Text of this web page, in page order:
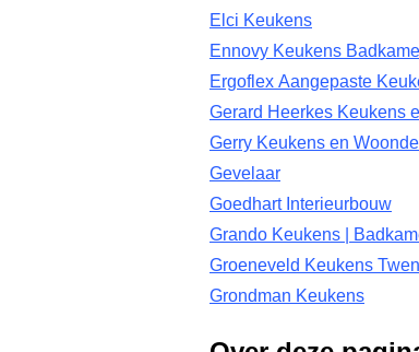
Elci Keukens
Ennovy Keukens
Ergoflex Aangepaste
Gerard Heerkes Keukens
Gerry Keukens en
Gevelaar
Goedhart Interieurbouw
Grando Keukens |
Groeneveld Keukens
Grondman Keukens